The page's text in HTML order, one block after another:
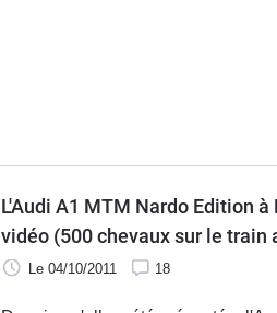
L'Audi A1 MTM Nardo Edition
vidéo (500 chevaux sur le train
Le 04/10/2011 18